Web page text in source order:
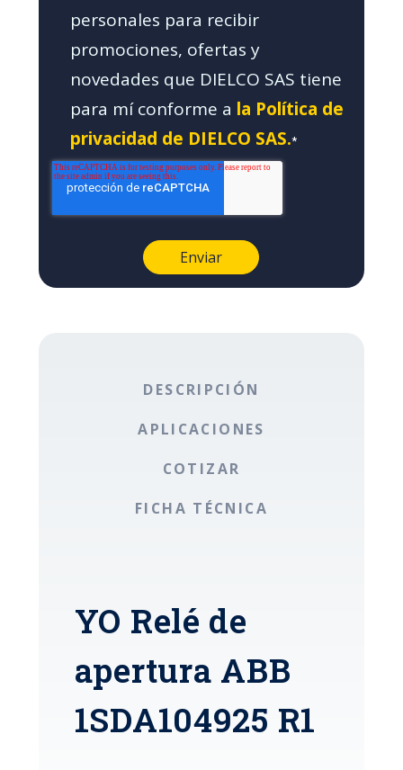
personales para recibir
promociones, ofertas y
novedades que DIELCO SAS tiene
para mí conforme a la Política de
privacidad de DIELCO SAS.*
DESCRIPCIÓN
APLICACIONES
COTIZAR
FICHA TÉCNICA
YO Relé de
apertura ABB
1SDA104925 R1